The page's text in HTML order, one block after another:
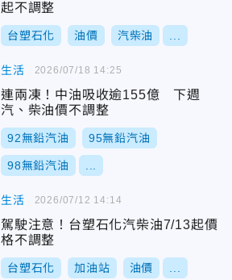
起不調整
台塑石化 油價 汽柴油
生活
連兩凍！中油吸收逾155億 下週
汽、柴油價不調整
92無鉛汽油 95無鉛汽油
98無鉛汽油
2026/07/18 14:25
生活
駕駛注意！台塑石化汽柴油7/13起價
格不調整
台塑石化 加油站 油價
2026/07/12 14:14